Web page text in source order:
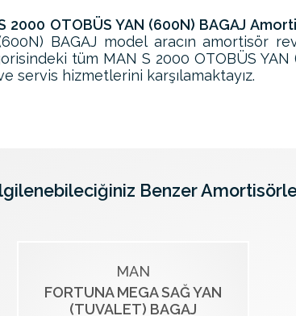
2000 OTOBÜS YAN (600N) BAGAJ
BAGAJ model aracın amortisör
tüm MAN S 2000 OTOBÜS
servis hizmetlerini karşılamaktayız.
Benzer
MAN
FORTUNA MEGA SAĞ YAN
(TUVALET) BAGAJ